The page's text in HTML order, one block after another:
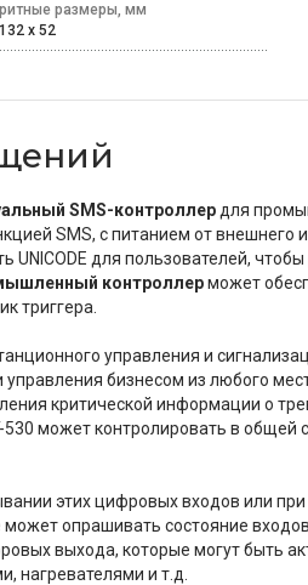
размеры, мм
x 52
SMS-контроллер для
SMS, с питанием от внешнего
для пользователей,
контроллерможет
триггера.
управления и
бизнесом из любого
критической информации о
может контролировать в общей
этих цифровых входов или
опрашивать состояние
выхода, которые могут быть
нагревателями и т.д.